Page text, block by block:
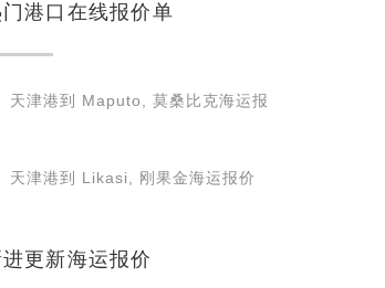
港口在线报价单
天津港到 Maputo, 莫桑比克海运报
天津港到 Likasi, 刚果金海运报价
进更新海运报价